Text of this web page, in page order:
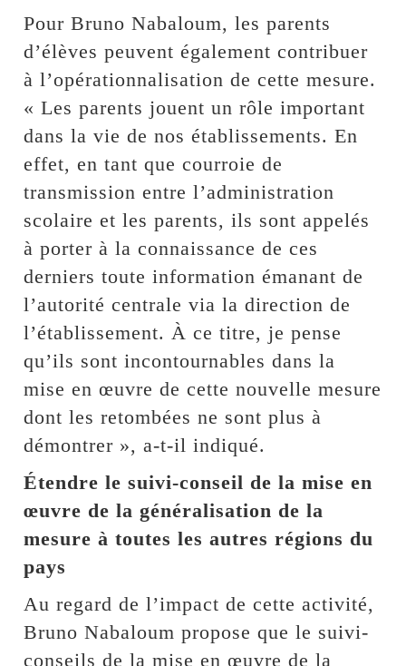
Pour Bruno Nabaloum, les parents
d’élèves peuvent également contribuer
à l’opérationnalisation de cette mesure.
« Les parents jouent un rôle important
dans la vie de nos établissements. En
effet, en tant que courroie de
transmission entre l’administration
scolaire et les parents, ils sont appelés
à porter à la connaissance de ces
derniers toute information émanant de
l’autorité centrale via la direction de
l’établissement. À ce titre, je pense
qu’ils sont incontournables dans la
mise en œuvre de cette nouvelle mesure
dont les retombées ne sont plus à
démontrer », a-t-il indiqué.
Étendre le suivi-conseil de la mise en
œuvre de la généralisation de la
mesure à toutes les autres régions du
pays
Au regard de l’impact de cette activité,
Bruno Nabaloum propose que le suivi-
conseils de la mise en œuvre de la